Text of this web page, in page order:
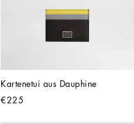
Kartenetui aus Dauphine
€225